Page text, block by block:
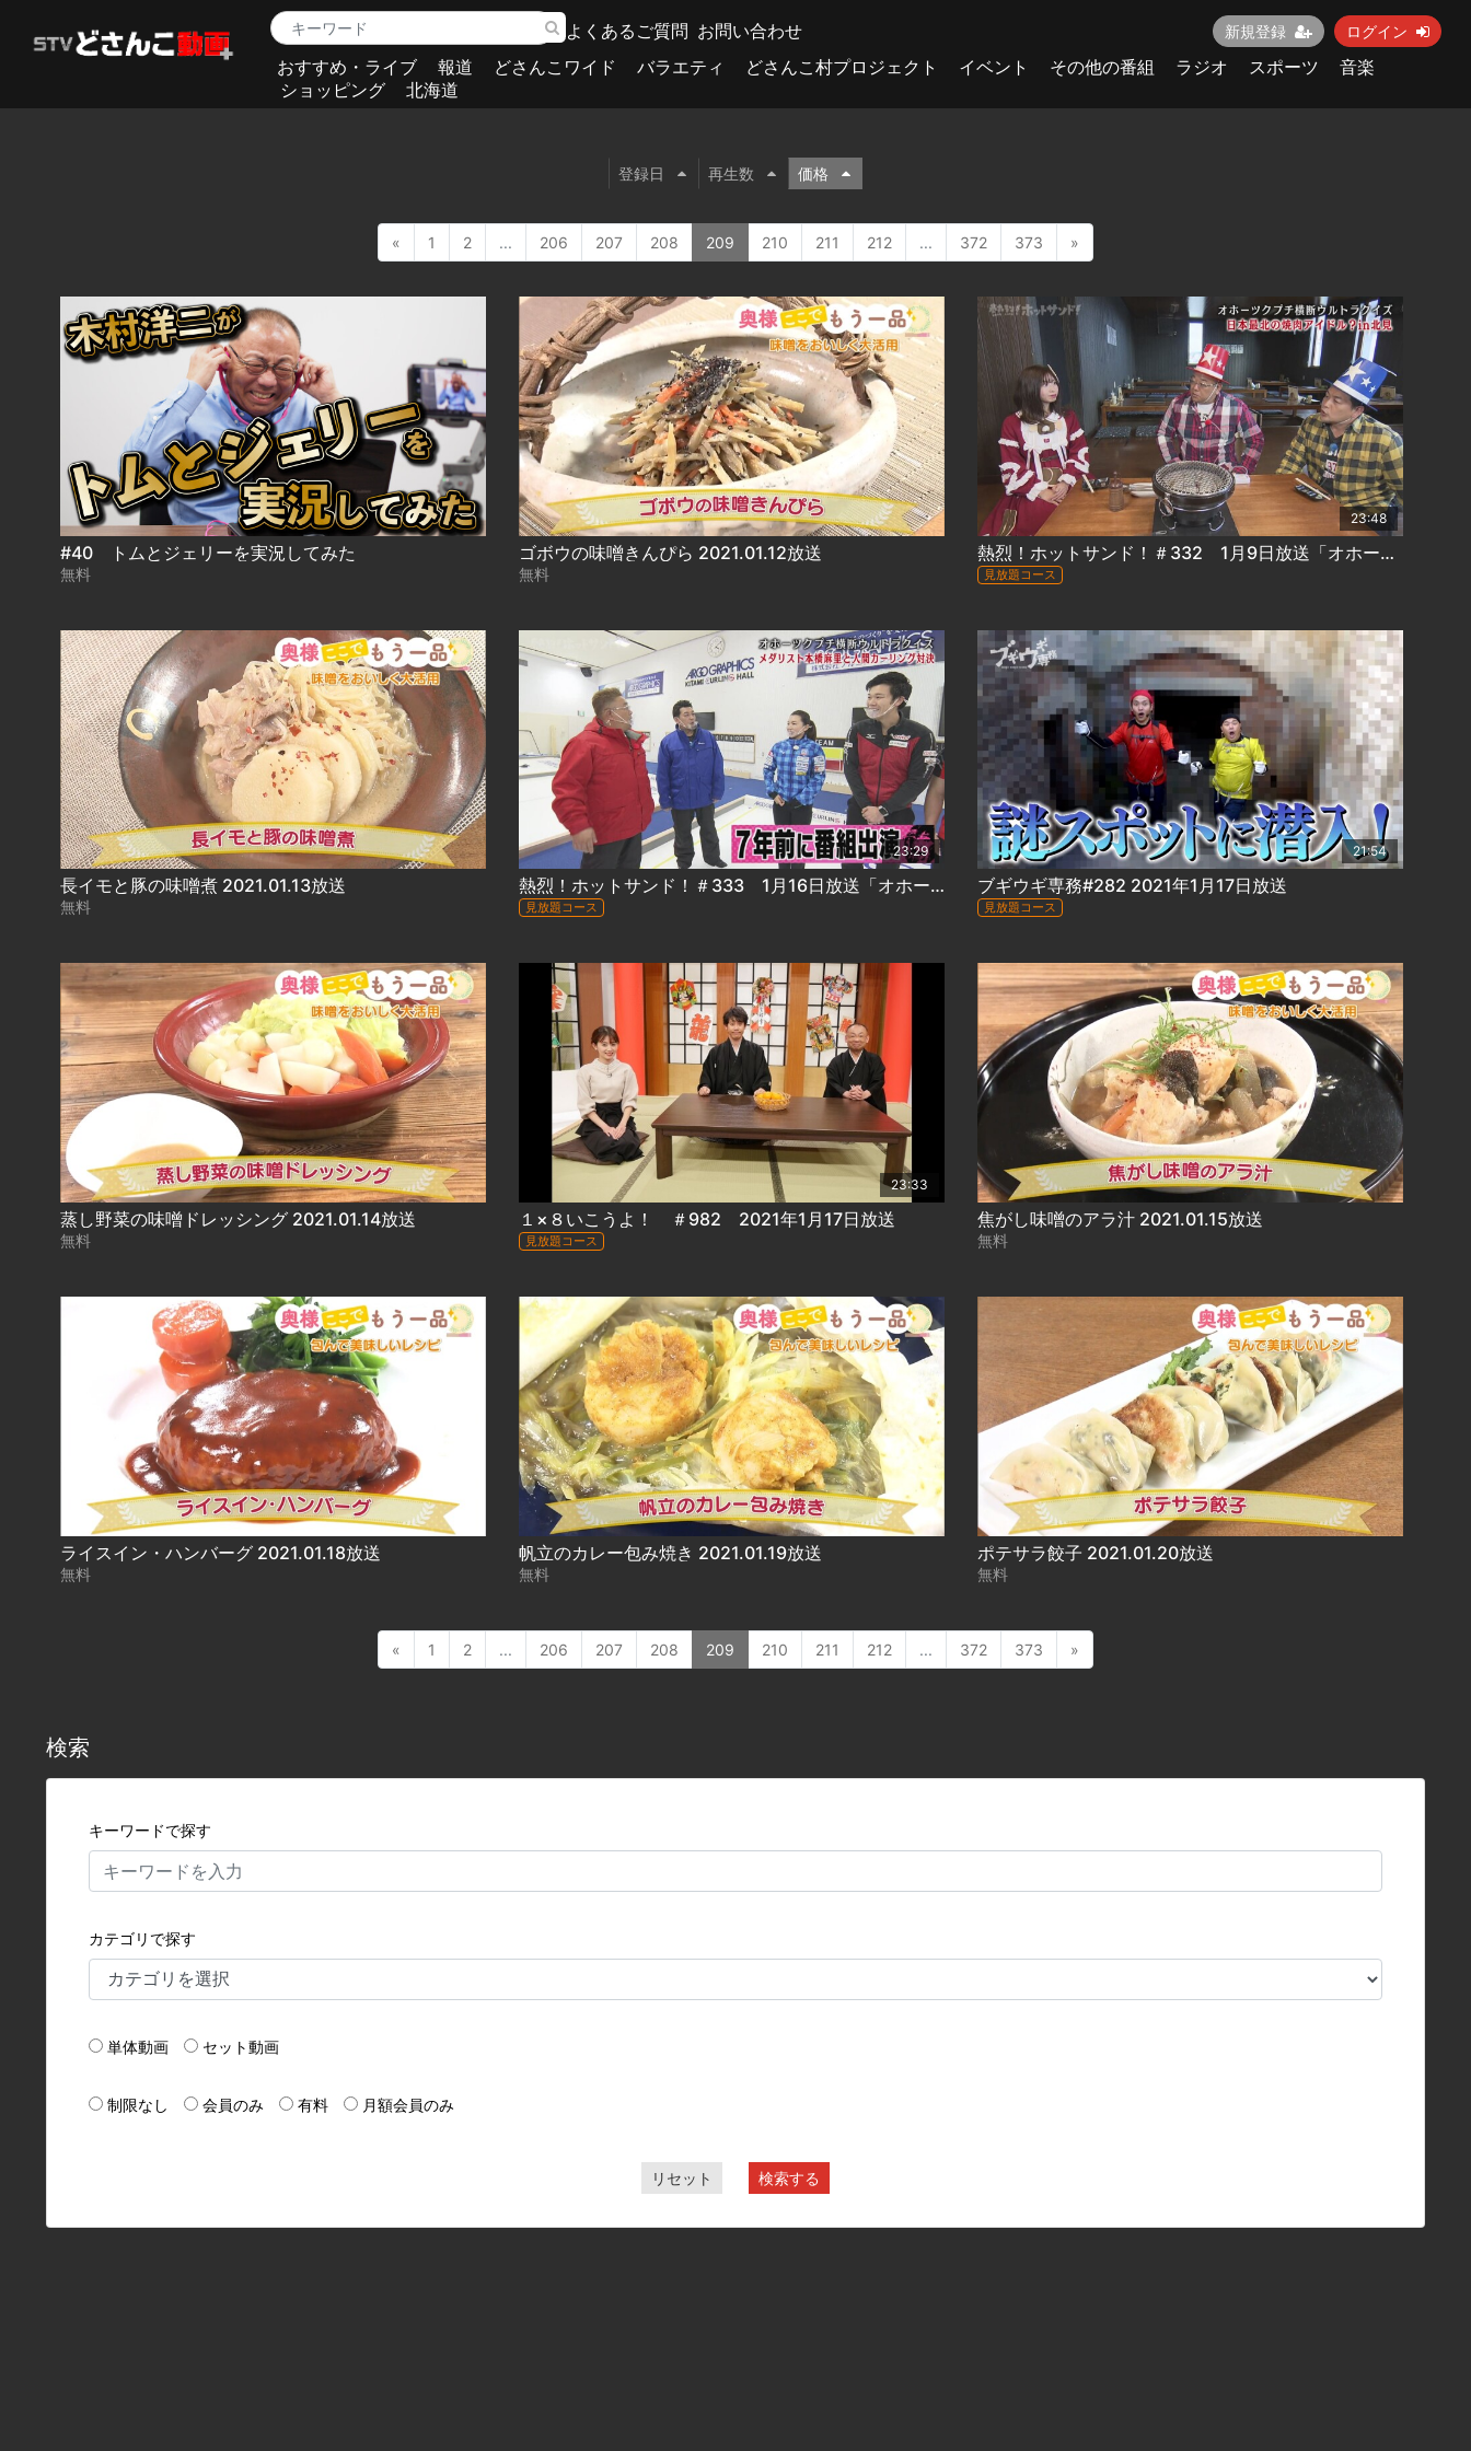
よくあるご質問 お問い合わせ 新規登録 ログイン
おすすめ・ライブ 報道 どさんこワイド バラエティ どさんこ村プロジェクト イベント その他の番組 ラジオ スポーツ
音楽
ショッピング
北海道
登録日 再生数 価格
« 1 2 ... 206 207 208 209 210 211 212 ... 372 373 »
#40 トムとジェリーを実況してみた
無料
ゴボウの味噌きんぴら 2021.01.12放送
無料
23:48
熱烈！ホットサンド！＃332 1月9日放送「オホーツクプチ横断ウルトラクイズ 美幌＆北見編」
見放題コース
長イモと豚の味噌煮 2021.01.13放送
無料
23:29
熱烈！ホットサンド！＃333 1月16日放送「オホーツクプチ横断ウルトラクイズ 北見＆津別編」
見放題コース
21:54
ブギウギ専務#282 2021年1月17日放送
見放題コース
蒸し野菜の味噌ドレッシング 2021.01.14放送
無料
23:33
１×８いこうよ！ ＃982 2021年1月17日放送
見放題コース
焦がし味噌のアラ汁 2021.01.15放送
無料
ライスイン・ハンバーグ 2021.01.18放送
無料
帆立のカレー包み焼き 2021.01.19放送
無料
ポテサラ餃子 2021.01.20放送
無料
« 1 2 ... 206 207 208 209 210 211 212 ... 372 373 »
検索
キーワードで探す
カテゴリで探す
単体動画 セット動画
制限なし 会員のみ 有料 月額会員のみ
リセット 検索する